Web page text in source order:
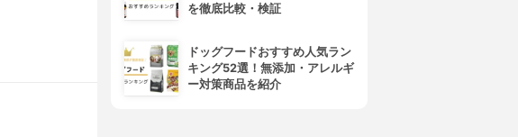
を徹底比較・検証
ドッグフードおすすめ人気ラン
キング52選！無添加・アレルギ
ー対策商品を紹介